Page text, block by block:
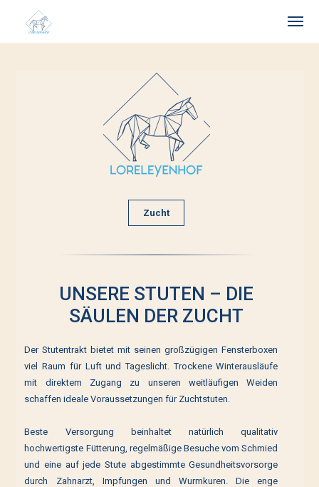
Zucht
UNSERE STUTEN – DIE
SÄULEN DER ZUCHT
Der Stutentrakt bietet mit seinen großzügigen Fensterboxen
viel Raum für Luft und Tageslicht. Trockene Winterausläufe
mit direktem Zugang zu unseren weitläufigen Weiden
schaffen ideale Voraussetzungen für Zuchtstuten.
Beste Versorgung beinhaltet natürlich qualitativ
hochwertigste Fütterung, regelmäßige Besuche vom Schmied
und eine auf jede Stute abgestimmte Gesundheitsvorsorge
durch Zahnarzt, Impfungen und Wurmkuren. Die enge